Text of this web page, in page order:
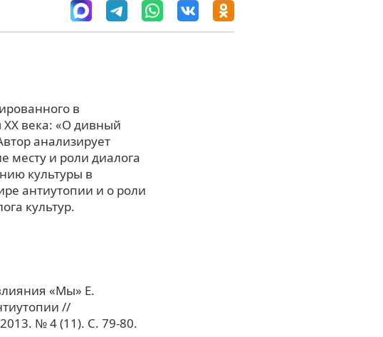
в
ХХ века: «О дивный
анализирует
месту и роли диалога
культуры в
антиутопии и о роли
культур.
«Мы» Е.
//
№ 4 (11). С. 79-80.